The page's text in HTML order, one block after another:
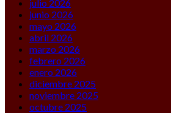
julio 2026
junio 2026
mayo 2026
abril 2026
marzo 2026
febrero 2026
enero 2026
diciembre 2025
noviembre 2025
octubre 2025